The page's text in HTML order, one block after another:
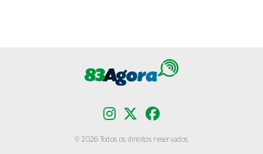
© 2026 Todos os direitos reservados